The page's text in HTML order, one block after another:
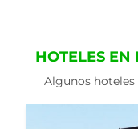
HOTELES EN
Algunos hoteles